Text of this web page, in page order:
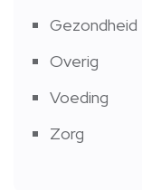
Gezondheid
Overig
Voeding
Zorg